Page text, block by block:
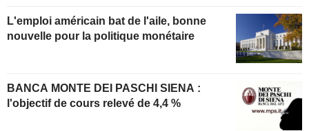
L'emploi américain bat de l'aile, bonne
nouvelle pour la politique monétaire
BANCA MONTE DEI PASCHI SIENA :
l'objectif de cours relevé de 4,4 %